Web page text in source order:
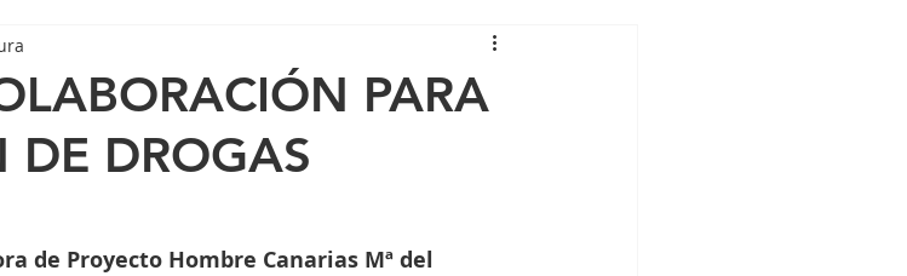
PARA
DE DROGAS
de Proyecto Hombre Canarias Mª del